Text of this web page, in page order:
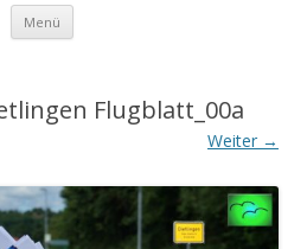
Menü Zum
springen
Flugblatt_00a
Weiter →